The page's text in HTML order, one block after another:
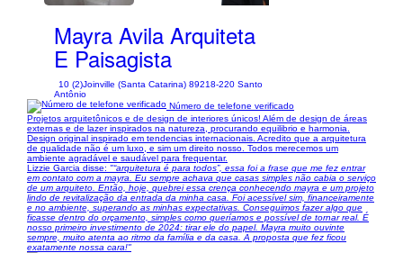
Mayra Avila Arquiteta
E Paisagista
10 (2)Joinville (Santa Catarina) 89218-220 Santo
Antônio
Número de telefone verificado
Projetos arquitetônicos e de design de interiores únicos! Além de design de áreas
externas e de lazer inspirados na natureza, procurando equilibrio e harmonia.
Design original inspirado em tendencias internacionais. Acredito que a arquitetura
de qualidade não é um luxo, e sim um direito nosso. Todos merecemos um
ambiente agradável e saudável para frequentar.
Lizzie Garcia disse: "“arquitetura é para todos”, essa foi a frase que me fez entrar
em contato com a mayra. Eu sempre achava que casas simples não cabia o serviço
de um arquiteto. Então, hoje, quebrei essa crença conhecendo mayra e um projeto
lindo de revitalização da entrada da minha casa. Foi acessível sim, financeiramente
e no ambiente, superando as minhas expectativas. Conseguimos fazer algo que
ficasse dentro do orçamento, simples como queríamos e possível de tornar real. É
nosso primeiro investimento de 2024: tirar ele do papel. Mayra muito ouvinte
sempre, muito atenta ao ritmo da família e da casa. A proposta que fez ficou
exatamente nossa cara!"